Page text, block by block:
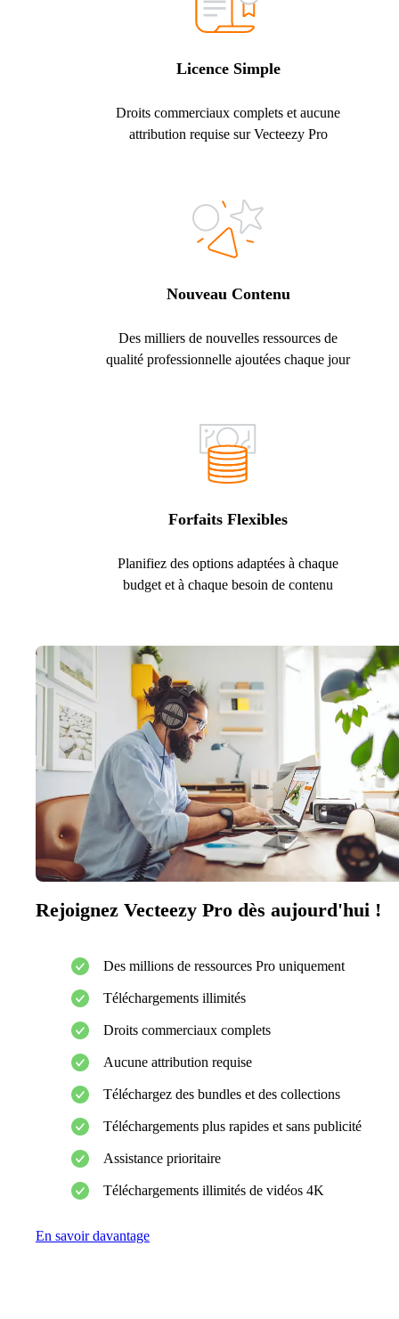
Licence Simple
Droits commerciaux complets et aucune
attribution requise sur Vecteezy Pro
Nouveau Contenu
Des milliers de nouvelles ressources de
qualité professionnelle ajoutées chaque jour
Forfaits Flexibles
Planifiez des options adaptées à chaque
budget et à chaque besoin de contenu
Rejoignez Vecteezy Pro dès aujourd'hui !
Des millions de ressources Pro uniquement
Téléchargements illimités
Droits commerciaux complets
Aucune attribution requise
Téléchargez des bundles et des collections
Téléchargements plus rapides et sans publicité
Assistance prioritaire
Téléchargements illimités de vidéos 4K
En savoir davantage